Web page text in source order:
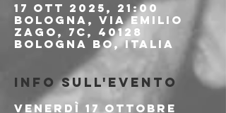
17 ott 2025, 21:00
Bologna, Via Emilio
Zago, 7c, 40128
Bologna BO, Italia
Info sull'evento
Venerdì 17 Ottobre